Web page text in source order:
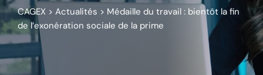
CAGEX > Actualités > Médaille du travail : bientôt la fin
de l’exonération sociale de la prime